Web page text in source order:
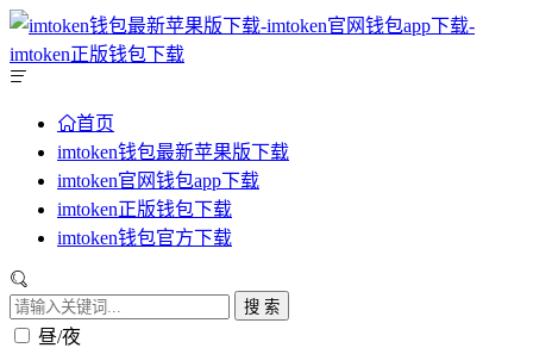
首页
imtoken钱包最新苹果版下载
imtoken官网钱包app下载
imtoken正版钱包下载
imtoken钱包官方下载
搜 索
昼/夜